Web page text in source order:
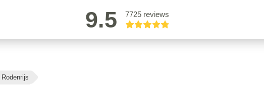
9.5 7725 reviews